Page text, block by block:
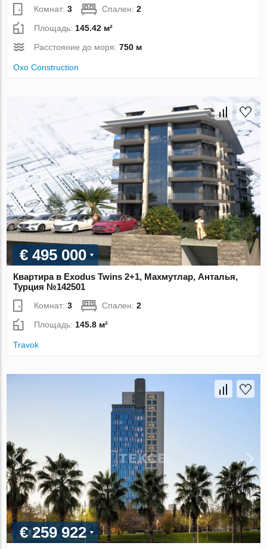
Комнат:3 Спален:2
Площадь: 145.42 м²
Расстояние до моря:750 м
Oxo Construction
€ 495 000
Квартира в Exodus Twins 2+1, Махмутлар, Анталья,
Турция №142501
Комнат:3 Спален:2
Площадь: 145.8 м²
Travok
€ 259 922